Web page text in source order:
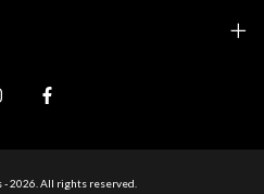
2026. All rights reserved.